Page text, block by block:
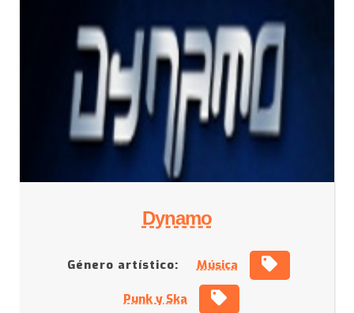
Dynamo
Género artístico: Música
Punk y Ska